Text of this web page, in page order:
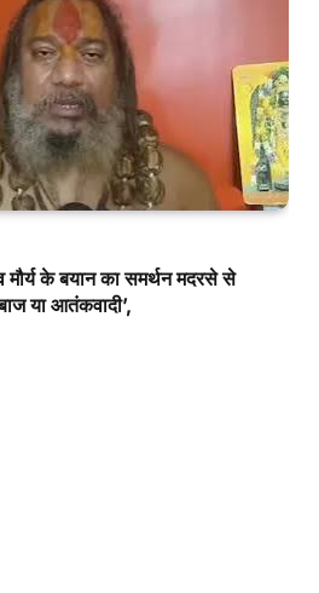
के बयान का समर्थन मदरसे से
या आतंकवादी’,